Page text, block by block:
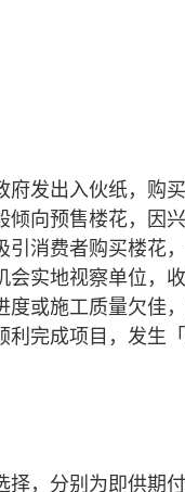
发出入伙纸，购
向预售楼花，因
消费者购买楼花
实地视察单位，
或施工质量欠佳
完成项目，发生「
，分别为即供期